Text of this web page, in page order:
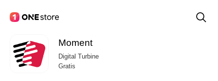
Moment
Digital Turbine
Gratis